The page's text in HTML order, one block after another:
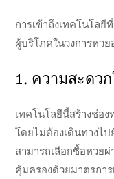
การเข้าถึงเทคโนโล
ผู้บริโภคในวงการหว
1. ความสะดว
เทคโนโลยีนี้สร้างช่อ
โดยไม่ต้องเดินทางไ
สามารถเลือกซื้อหวย
คุ้มครองด้วยมาตรกา